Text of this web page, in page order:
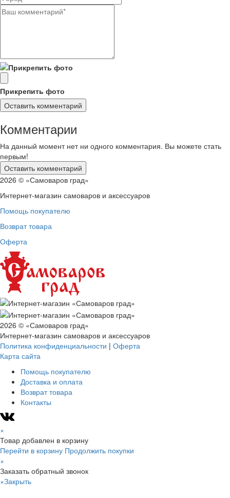
Прикрепить фото
Комментарии
На данный момент нет ни одного комментария. Вы можете стать
первым!
2026 © «Самоваров град»
Интернет-магазин самоваров и аксессуаров
Помощь покупателю
Возврат товара
Оферта
2026 © «Самоваров град»
Интернет-магазин самоваров и аксессуаров
Политика конфиденциальности | Оферта
Карта сайта
Помощь покупателю
Доставка и оплата
Возврат товара
Контакты
×
Товар добавлен в корзину
Перейти в корзину Продолжить покупки
×
Заказать обратный звонок
×Закрыть